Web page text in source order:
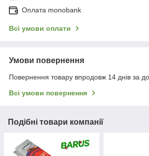
Оплата monobank
Всі умови оплати
Умови повернення
Повернення товару впродовж 14 днів за
Всі умови повернення
Подібні товари компанії